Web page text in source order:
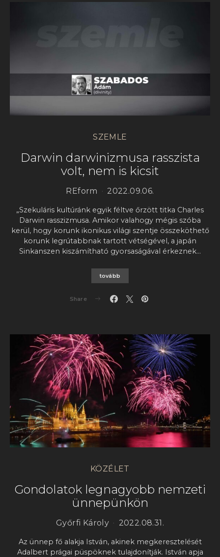
SZEMLE
Darwin darwinizmusa rasszista
volt, nem is kicsit
REform 2022.09.06.
„Szekuláris kultúránk egyik féltve őrzött titka Charles
Darwin rasszizmusa. Amikor valahogy mégis szóba
kerül, hogy korunk ikonikus világi szentje összeköthető
korunk legrútabbnak tartott vétségével, a japán
Sinkanszen kiszámítható gyorsaságával érkeznek…
tovább
Share
KÖZÉLET
Gondolatok legnagyobb nemzeti
ünnepünkön
Győrfi Károly 2022.08.31.
Az ünnep fő alakja István, akinek megkeresztelését
Adalbert prágai püspöknek tulajdonítják. István apja